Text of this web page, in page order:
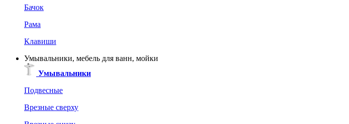
Бачок
Рама
Клавиши
Умывальники, мебель для ванн, мойки
Умывальники
Подвесные
Врезные сверху